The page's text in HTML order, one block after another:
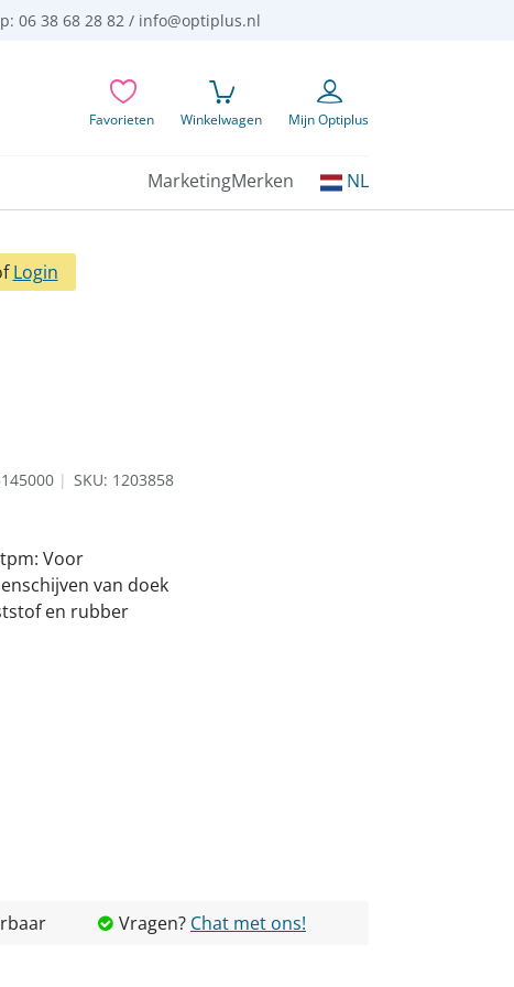
06 38 68 28 82 / info@optiplus.nl
Favorieten Winkelwagen Mijn Optiplus
MarketingMerken
Kies
uw
NL
Login
SKU: 1203858
Voor
van doek
en rubber
Vragen? Chat met ons!